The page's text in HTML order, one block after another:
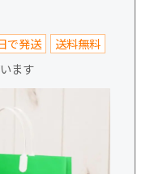
で発送
送料無料
ます